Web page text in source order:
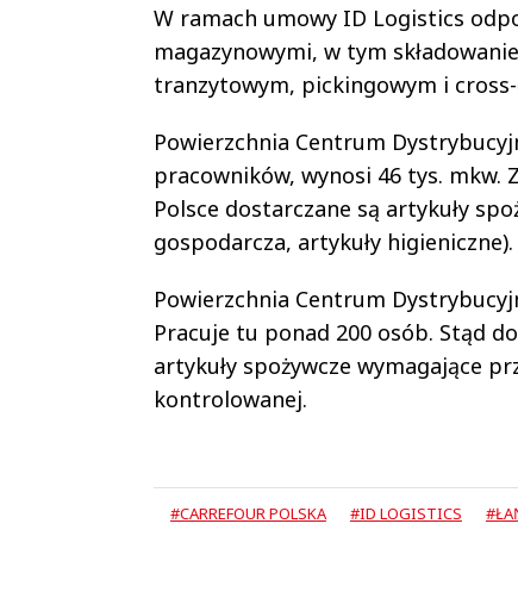
W ramach umowy ID Logistics
magazynowymi, w tym
tranzytowym, pickingowym i
Powierzchnia Centrum
pracowników, wynosi 46 tys. mkw.
Polsce dostarczane są artykuły
gospodarcza, artykuły higieniczne).
Powierzchnia Centrum
Pracuje tu ponad 200 osób. Stąd
artykuły spożywcze wymagające
kontrolowanej.
#CARREFOUR POLSKA #ID LOGISTICS